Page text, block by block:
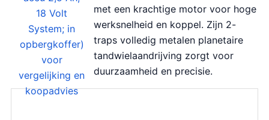
met een krachtige motor voor hoge
werksnelheid en koppel. Zijn 2-
traps volledig metalen planetaire
tandwielaandrijving zorgt voor
duurzaamheid en precisie.